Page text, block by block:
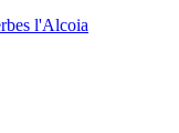
l'Alcoia